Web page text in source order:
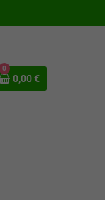
0
0,00 €